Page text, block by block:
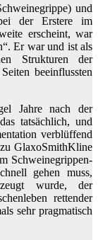
und
der Erstere im
erscheint, war
Er war und ist als
Strukturen der
beeinflussten
Jahre nach der
tatsächlich, und
verblüffend
GlaxoSmithKline
Schweinegrippen-
gehen muss,
wurde, der
rettender
sehr pragmatisch